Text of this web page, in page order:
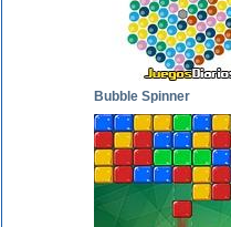
Bubble Spinner